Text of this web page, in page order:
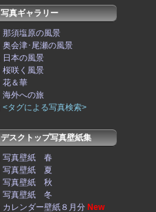
写真ギャラリー
那須塩原の風景
奥会津･尾瀬の風景
日本の風景
桜咲く風景
花＆華
海外への旅
<タグによる写真検索>
デスクトップ写真壁紙集
写真壁紙 春
写真壁紙 夏
写真壁紙 秋
写真壁紙 冬
カレンダー壁紙８月分 New